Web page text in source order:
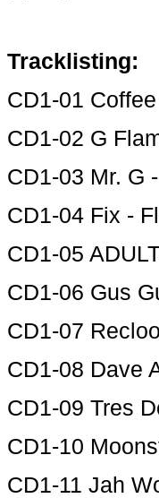
Tracklisting:
CD1-01
CD1-02 G
CD1-03 Mr. G
CD1-04 Fix -
CD1-05
CD1-06 Gus
CD1-07
CD1-08 Dave
CD1-09 Tres
CD1-10
CD1-11 Jah